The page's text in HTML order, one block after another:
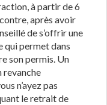
à partir de 6
après avoir
de s’offrir une
qui permet dans
son permis. Un
revanche
n’ayez pas
le retrait de